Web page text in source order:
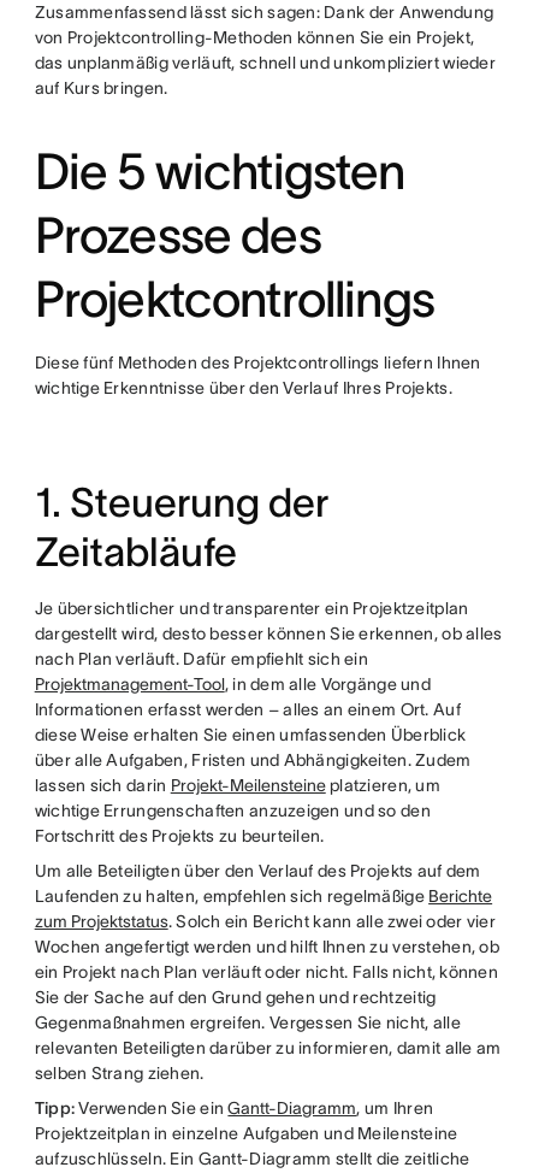
Zusammenfassend lässt sich sagen: Dank der Anwendung
von Projektcontrolling-Methoden können Sie ein Projekt,
das unplanmäßig verläuft, schnell und unkompliziert wieder
auf Kurs bringen.
Die 5 wichtigsten
Prozesse des
Projektcontrollings
Diese fünf Methoden des Projektcontrollings liefern Ihnen
wichtige Erkenntnisse über den Verlauf Ihres Projekts.
1. Steuerung der
Zeitabläufe
Je übersichtlicher und transparenter ein Projektzeitplan
dargestellt wird, desto besser können Sie erkennen, ob alles
nach Plan verläuft. Dafür empfiehlt sich ein
Projektmanagement-Tool, in dem alle Vorgänge und
Informationen erfasst werden – alles an einem Ort. Auf
diese Weise erhalten Sie einen umfassenden Überblick
über alle Aufgaben, Fristen und Abhängigkeiten. Zudem
lassen sich darin Projekt-Meilensteineplatzieren, um
wichtige Errungenschaften anzuzeigen und so den
Fortschritt des Projekts zu beurteilen.
Um alle Beteiligten über den Verlauf des Projekts auf dem
Laufenden zu halten, empfehlen sich regelmäßige Berichte
zum Projektstatus. Solch ein Bericht kann alle zwei oder vier
Wochen angefertigt werden und hilft Ihnen zu verstehen, ob
ein Projekt nach Plan verläuft oder nicht. Falls nicht, können
Sie der Sache auf den Grund gehen und rechtzeitig
Gegenmaßnahmen ergreifen. Vergessen Sie nicht, alle
relevanten Beteiligten darüber zu informieren, damit alle am
selben Strang ziehen.
Tipp:Verwenden Sie einGantt-Diagramm, um Ihren
Projektzeitplan in einzelne Aufgaben und Meilensteine
aufzuschlüsseln. Ein Gantt-Diagramm stellt die zeitliche